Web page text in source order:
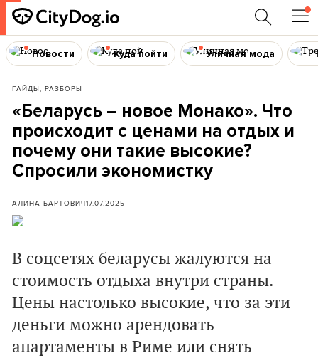
Новости Куда пойти Уличная мода
ГАЙДЫ, РАЗБОРЫ
«Беларусь – новое Монако». Что
происходит с ценами на отдых и
почему они такие высокие?
Спросили экономистку
АЛИНА БАРТОВИЧ17.07.2025
В соцсетях беларусы жалуются на
стоимость отдыха внутри страны.
Цены настолько высокие, что за эти
деньги можно арендовать
апартаменты в Риме или снять